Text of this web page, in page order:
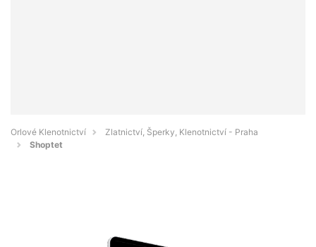
Orlové Klenotnictví
Zlatnictví, Šperky, Klenotnictví - Praha
Shoptet